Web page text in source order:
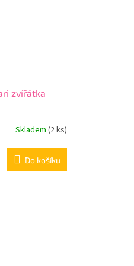
zvířátka
Skladem (2 ks)
Do košíku